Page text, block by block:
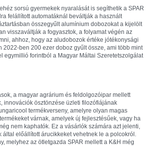
sorsú gyermekek nyaralását is segíthetik a SPAR
felállított automatáknál beváltják a használt
összegyűlt alumínium dobozokat a kijelölt
visszaváltják a fogyasztok, a folyamat végén az
ahhoz, hogy az aludobozok értéke jótékonysági
ben 200 ezer doboz gyűlt össze, ami több mint
egymillió forintból a Magyar Máltai Szeretetszolgálat
a magyar agrárium és feldolgozóipar mellett
innovációk ösztönzése üzleti filozófiájának
termékverseny, amelyre olyan magas
várnak, amelyek új fejlesztésűek, vagy ha
nem kaphatók. Ez a vásárlók számára azt jelenti,
előállított árucikkeket vehetnek le a polcokról.
melyhez az ötletgazda SPAR mellett a K&H még